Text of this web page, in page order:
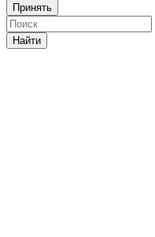
Принять
Найти